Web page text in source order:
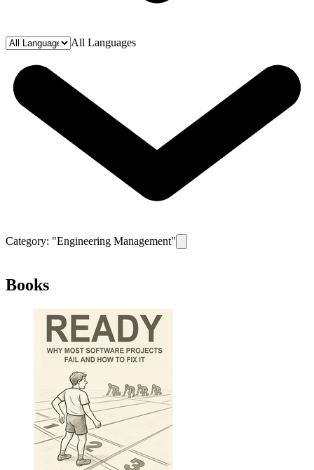
All Languages
Category: "Engineering Management"
Books